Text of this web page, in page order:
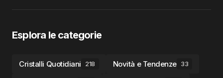
Esplora le categorie
Cristalli Quotidiani 218 Novità e Tendenze 33